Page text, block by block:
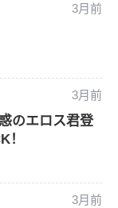
3月前
3月前
のエロス君登
！
3月前